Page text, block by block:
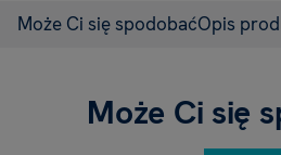
Może Ci się spodobaćOpis
Może Ci się